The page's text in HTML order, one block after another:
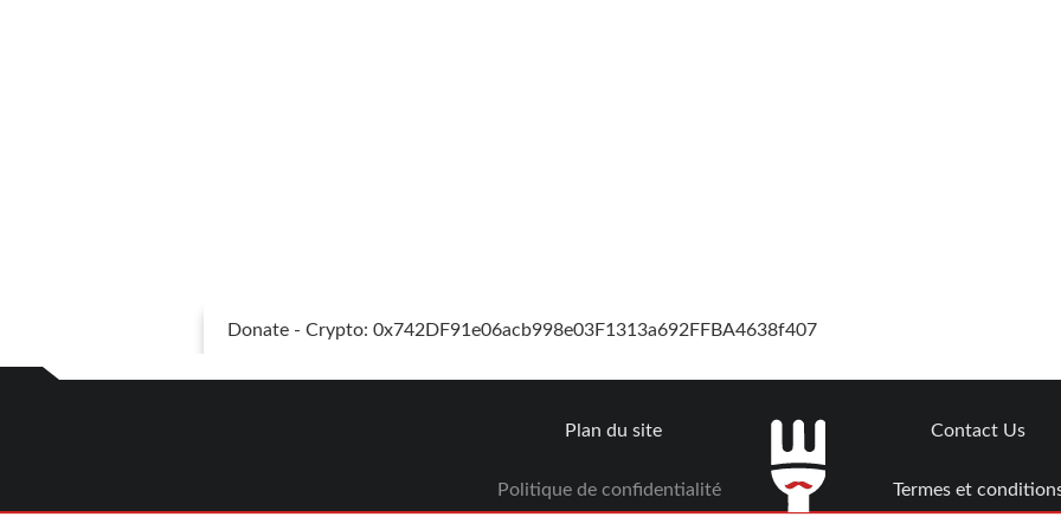
Donate - Crypto: 0x742DF91e06acb998e03F1313a692FFBA4638f407
Plan du site
Politique de confidentialité
Contact Us
Termes et